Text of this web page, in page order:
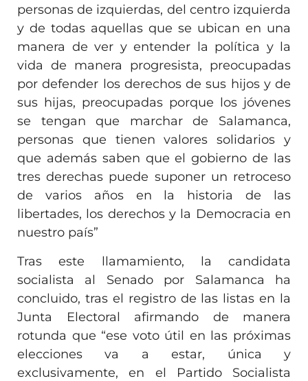
personas de izquierdas, del centro izquierda
y de todas aquellas que se ubican en una
manera de ver y entender la política y la
vida de manera progresista, preocupadas
por defender los derechos de sus hijos y de
sus hijas, preocupadas porque los jóvenes
se tengan que marchar de Salamanca,
personas que tienen valores solidarios y
que además saben que el gobierno de las
tres derechas puede suponer un retroceso
de varios años en la historia de las
libertades, los derechos y la Democracia en
nuestro país”
Tras este llamamiento, la candidata
socialista al Senado por Salamanca ha
concluido, tras el registro de las listas en la
Junta Electoral afirmando de manera
rotunda que “ese voto útil en las próximas
elecciones va a estar, única y
exclusivamente, en el Partido Socialista